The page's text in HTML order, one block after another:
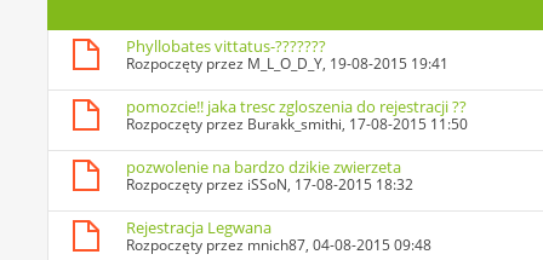
Phyllobates vittatus-???????
Rozpoczęty przez M_L_O_D_Y, 19-08-2015 19:41
pomozcie!! jaka tresc zgloszenia do rejestracji ??
Rozpoczęty przez Burakk_smithi, 17-08-2015 11:50
pozwolenie na bardzo dzikie zwierzeta
Rozpoczęty przez iSSoN, 17-08-2015 18:32
Rejestracja Legwana
Rozpoczęty przez mnich87, 04-08-2015 09:48